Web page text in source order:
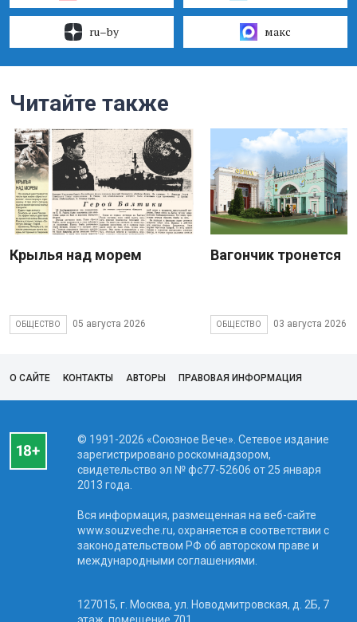
ru–by макс
Читайте также
Крылья над морем
ОБЩЕСТВО 05 августа 2026
Вагончик тронется
ОБЩЕСТВО 03 августа 2026
О САЙТЕ КОНТАКТЫ АВТОРЫ ПРАВОВАЯ ИНФОРМАЦИЯ
© 1991-2026 «Союзное Вече». Сетевое издание
зарегистрировано роскомнадзором,
свидетельство эл № фc77-52606 от 25 января
2013 года.
Вся информация, размещенная на веб-сайте
www.souzveche.ru, охраняется в соответствии с
законодательством РФ об авторском праве и
международными соглашениями.
127015, г. Москва, ул. Новодмитровская, д. 2Б, 7
этаж, помещение 701